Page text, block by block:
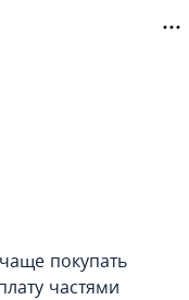
покупать
частями